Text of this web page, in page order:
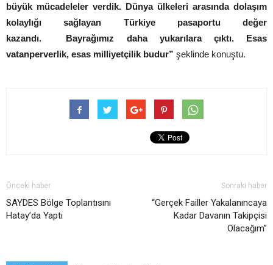
büyük mücadeleler verdik. Dünya ülkeleri arasında dolaşım
kolaylığı sağlayan Türkiye pasaportu değer
kazandı. Bayrağımız daha yukarılara çıktı. Esas
vatanperverlik, esas milliyetçilik budur” şeklinde konuştu.
Önceki haber
SAYDES Bölge Toplantısını
Hatay’da Yaptı
Sonraki haber
“Gerçek Failler Yakalanıncaya
Kadar Davanın Takipçisi
Olacağım”